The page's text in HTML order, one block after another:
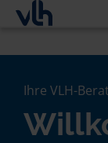
Ihre VLH-